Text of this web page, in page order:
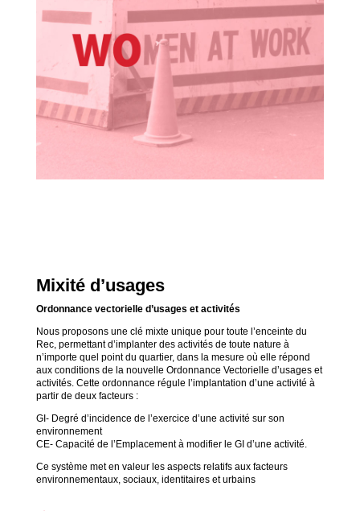
Mixité d’usages
Ordonnance vectorielle d’usages et activités
Nous proposons une clé mixte unique pour toute l’enceinte du
Rec, permettant d’implanter des activités de toute nature à
n’importe quel point du quartier, dans la mesure où elle répond
aux conditions de la nouvelle Ordonnance Vectorielle d’usages et
activités. Cette ordonnance régule l’implantation d’une activité à
partir de deux facteurs :
GI- Degré d’incidence de l’exercice d’une activité sur son
environnement
CE- Capacité de l’Emplacement à modifier le GI d’une activité.
Ce système met en valeur les aspects relatifs aux facteurs
environnementaux, sociaux, identitaires et urbains